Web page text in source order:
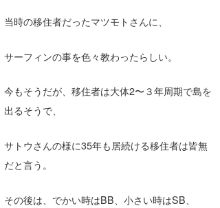
当時の移住者だったマツモトさんに、
サーフィンの事を色々教わったらしい。
今もそうだが、移住者は大体2〜３年周期で島を
出るそうで、
サトウさんの様に35年も居続ける移住者は皆無
だと言う。
その後は、でかい時はBB、小さい時はSB、